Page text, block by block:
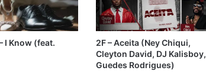
I Know (feat.
2F – Aceita (Ney Chiqui,
Cleyton David, DJ Kalisboy,
Guedes Rodrigues)